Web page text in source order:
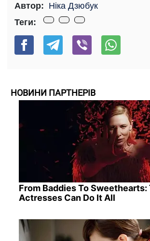
Автор: Ніка Дзюбук
Теги:
НОВИНИ ПАРТНЕРІВ
From Baddies To Sweethearts:
Actresses Can Do It All